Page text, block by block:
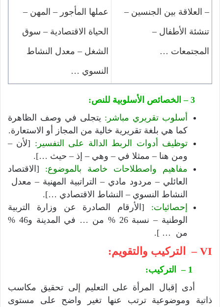
– العلاقة بين الجنسين –
تنشئة الأطفال –
المجتمعات …
عملها المأجور – المهن –
الحياة الاقتصادية – سوق
الشغل – معدل النشاط
النسوي …
3 – الخصائص الأسلوبية للنص:
أسلوب تقريري مباشر: يتجلى في وصف الظاهرة
كما هي بلغة تقريرية خالية من المجاز أو الاستعارة.
توظيف أدوات الربط الدالة على التفسير: [لأن –
ومن هنا – ممثلا في – وهي – إذ – حيث …].
مفاهيم واصطلاحات خاصة بالموضوع: [الاقتصاد
العائلي – مردود مادي – التراتبية المهنية – معدل
النشاط النسوي – النشاط الاقتصادي …].
إحصائيات: [الأرقام الصادرة عن وزارة التربية
الوطنية – نسبة 26 % من … في المدينة و46 %
من … ].
VI – التركيب والتقويم:
أدى إقبال المرأة على التعليم إلى تحقيق مكاسب
ذاتية وموضوعية ترتب عنها تغير واضح على مستوى